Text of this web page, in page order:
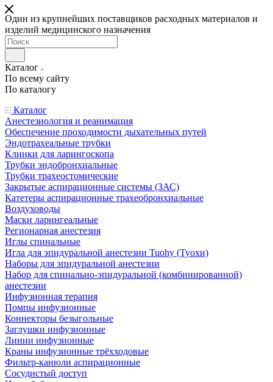
Один из крупнейших поставщиков расходных материалов и
изделий медицинского назначения
Каталог
По всему сайту
По каталогу
Каталог
Анестезиология и реанимация
Обеспечение проходимости дыхательных путей
Эндотрахеальные трубки
Клинки для ларингоскопа
Трубки эндобронхиальные
Трубки трахеостомические
Закрытые аспирационные системы (ЗАС)
Катетеры аспирационные трахеобронхиальные
Воздуховоды
Маски ларингеальные
Регионарная анестезия
Иглы спинальные
Игла для эпидуральной анестезии Tuohy (Туохи)
Наборы для эпидуральной анестезии
Набор для спинально-эпидуральной (комбинированной)
анестезии
Инфузионная терапия
Помпы инфузионные
Коннекторы безыгольные
Заглушки инфузионные
Линии инфузионные
Краны инфузионные трёхходовые
Фильтр-канюли аспирационные
Сосудистый доступ